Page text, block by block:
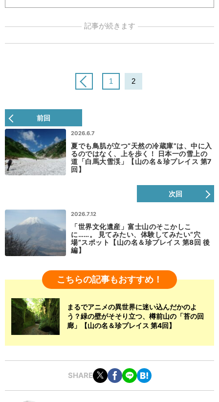
記事が続きます
1 2
前回
2026.6.7
夏でも鳥肌が立つ“天然の冷蔵庫”は、中に入
るのではなく、上を歩く！ 日本一の雪上の
道「白馬大雪渓」【山の名＆珍プレイス 第7
回】
次回
2026.7.12
「世界文化遺産」富士山のそこかしこ
に……。 見てみたい、体験してみたい“穴
場”スポット【山の名＆珍プレイス 第8回 後
編】
こちらの記事もおすすめ！
まるでアニメの異世界に迷い込んだかのよ
う？緑の壁がそそり立つ、樽前山の「苔の回
廊」【山の名＆珍プレイス 第4回】
SHARE